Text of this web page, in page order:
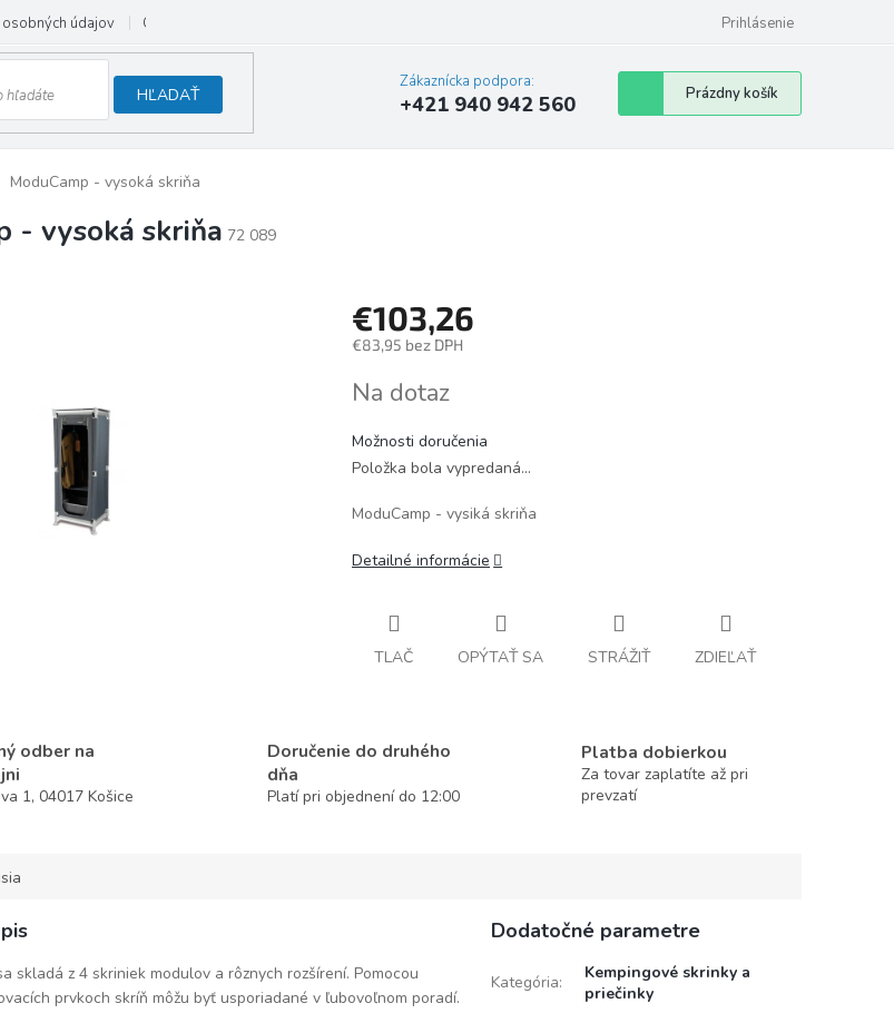
údajov Odstúpenie od zmluvy Prihlásenie
HĽADAŤ
Zákaznícka podpora:
+421 940 942 560
Nákupný
košík
Prázdny košík
ModuCamp - vysoká skriňa
- vysoká skriňa 72 089
€103,26
€83,95 bez DPH
cena:
Na dotaz
Možnosti doručenia
Položka bola vypredaná…
ModuCamp - vysiká skriňa
Detailné informácie
TLAČ OPÝTAŤ SA STRÁŽIŤ ZDIEĽAŤ
odber na
1, 04017 Košice
Doručenie do druhého
dňa
Platí pri objednení do 12:00
Platba dobierkou
Za tovar zaplatíte až pri
prevzatí
skladá z 4 skriniek modulov a rôznych rozšírení. Pomocou
prvkoch skríň môžu byť usporiadané v ľubovoľnom poradí.
Dodatočné parametre
Kategória:
Kempingové skrinky a
priečinky